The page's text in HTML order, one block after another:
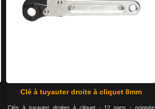
Clé à tuyauter droite à cliquet 8mm
Clés à tuyauter droites à cliquet - 12 pans - poignée